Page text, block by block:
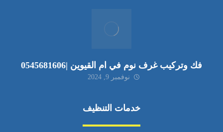
فك وتركيب غرف نوم في ام القيوين |0545681606
نوفمبر 9, 2024
خدمات التنظيف